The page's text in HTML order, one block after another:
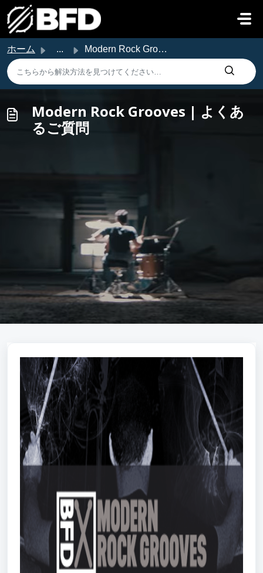
メインコンテンツに移動
ホーム ... Modern Rock Grooves | よくあるご質問
Modern Rock Grooves | よくあ
るご質問